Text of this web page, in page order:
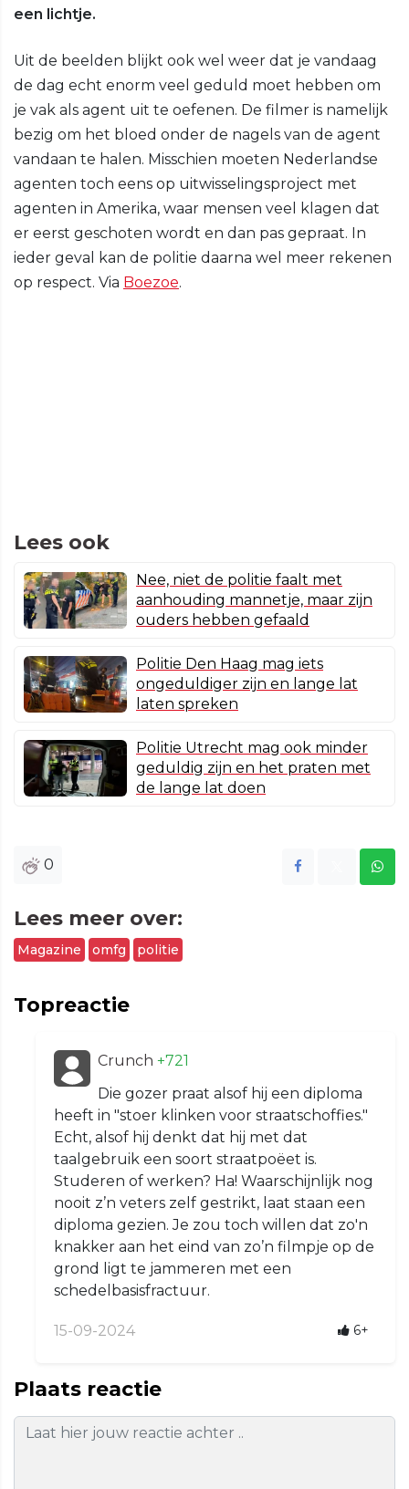
een lichtje.
Uit de beelden blijkt ook wel weer dat je vandaag
de dag echt enorm veel geduld moet hebben om
je vak als agent uit te oefenen. De filmer is namelijk
bezig om het bloed onder de nagels van de agent
vandaan te halen. Misschien moeten Nederlandse
agenten toch eens op uitwisselingsproject met
agenten in Amerika, waar mensen veel klagen dat
er eerst geschoten wordt en dan pas gepraat. In
ieder geval kan de politie daarna wel meer rekenen
op respect. Via Boezoe.
Lees ook
Nee, niet de politie faalt met
aanhouding mannetje, maar zijn
ouders hebben gefaald
Politie Den Haag mag iets
ongeduldiger zijn en lange lat
laten spreken
Politie Utrecht mag ook minder
geduldig zijn en het praten met
de lange lat doen
0
Lees meer over:
Magazine omfg politie
Topreactie
Crunch +721
Die gozer praat alsof hij een diploma
heeft in "stoer klinken voor straatschoffies."
Echt, alsof hij denkt dat hij met dat
taalgebruik een soort straatpoëet is.
Studeren of werken? Ha! Waarschijnlijk nog
nooit z’n veters zelf gestrikt, laat staan een
diploma gezien. Je zou toch willen dat zo'n
knakker aan het eind van zo’n filmpje op de
grond ligt te jammeren met een
schedelbasisfractuur.
15-09-2024 6+
Plaats reactie